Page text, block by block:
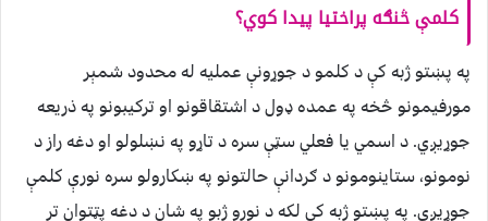
کلمې څنګه پراختیا پیدا کوي؟
په پښتو ژبه کې د کلمو د جوړونې عملیه له محدود شمېر
مورفیمونو څخه په عمده ډول د اشتقاقونو او ترکیبونو په ذریعه
جوړیږي. د اسمي یا فعلي سټې سره د تاړو په نښلولو او دغه راز د
نومونو، ستاینومونو د ګردانې حالتونو په ښکارولو سره نورې کلمې
جوړیږي. په پښتو ژبه کې لکه د نورو ژبو په شان د دغه پټتوان تر